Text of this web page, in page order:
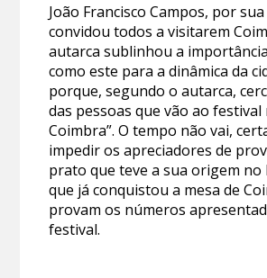
João Francisco Campos, por sua
convidou todos a visitarem
autarca sublinhou a
como este para a dinâmica da
porque, segundo o autarca,
das pessoas que vão ao festival
Coimbra”. O tempo não vai,
impedir os apreciadores de
prato que teve a sua origem no
que já conquistou a mesa de
provam os números
festival.